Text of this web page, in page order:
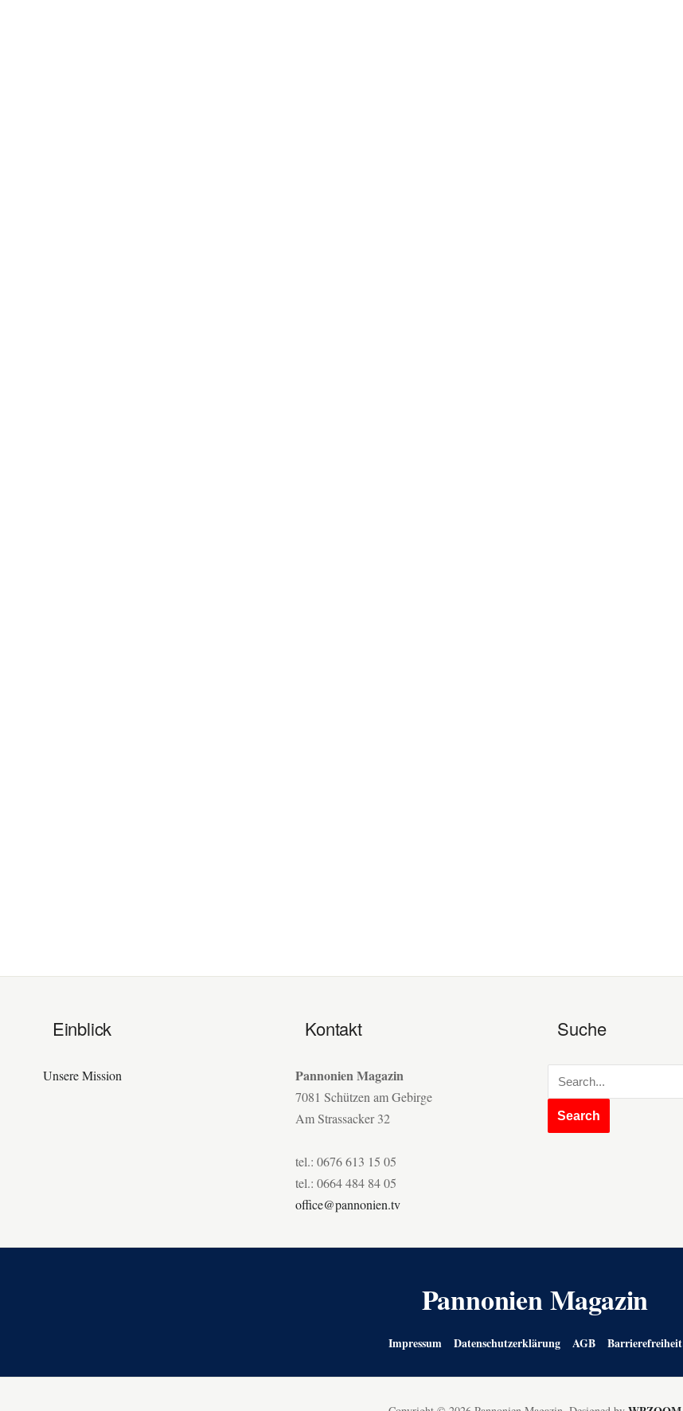
Einblick
Unsere Mission
Kontakt
Pannonien Magazin
7081 Schützen am Gebirge
Am Strassacker 32
tel.: 0676 613 15 05
tel.: 0664 484 84 05
office@pannonien.tv
Suche
Pannonien Magazin
Impressum Datenschutzerklärung AGB Barrierefreiheit